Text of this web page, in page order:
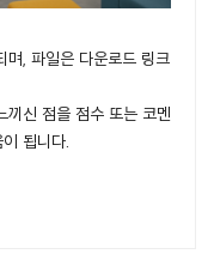
며, 파일은 다운로드 링크
끼신 점을 점수 또는 코멘
됩니다.